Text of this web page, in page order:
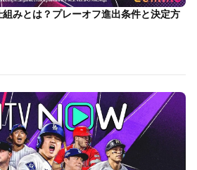
みとは？プレーオフ進出条件と決定方